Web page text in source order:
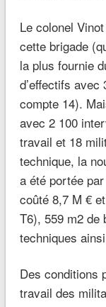
Le colonel
cette brigade
la plus fournie
d’effectifs
compte 14).
avec 2 100
travail et 18
technique, la
a été portée
coûté 8,7 M €
T6), 559 m2 de
techniques
Des conditions
travail des